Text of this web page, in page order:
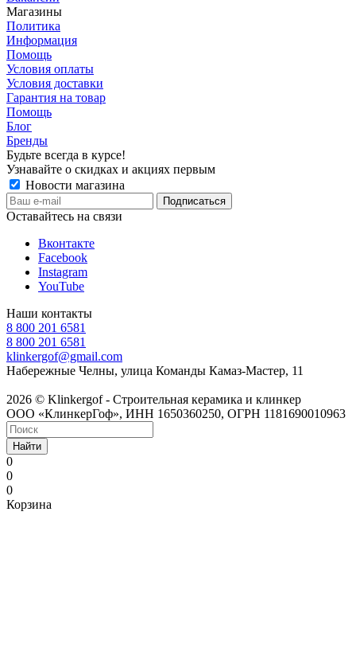
Магазины
Политика
Информация
Помощь
Условия оплаты
Условия доставки
Гарантия на товар
Помощь
Блог
Бренды
Будьте всегда в курсе!
Узнавайте о скидках и акциях первым
Новости магазина
Оставайтесь на связи
Вконтакте
Facebook
Instagram
YouTube
Наши контакты
8 800 201 6581
8 800 201 6581
klinkergof@gmail.com
Набережные Челны, улица Команды Камаз-Мастер, 11
2026 © Klinkergof - Строительная керамика и клинкер
ООО «КлинкерГоф», ИНН 1650360250, ОГРН 1181690010963
Найти
0
0
0
Корзина